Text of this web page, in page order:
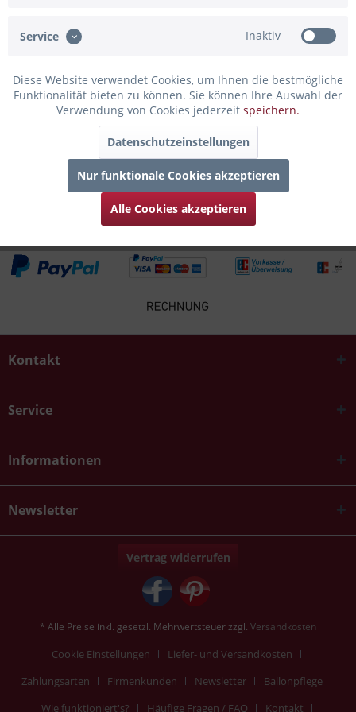
Bewertungen lesen, schreiben und diskutieren...mehr
Infos zum Hersteller
Folgende Infos zum Hersteller sind verfübar......
6
Kontakt
Service
Informationen
Newsletter
Vertrag widerrufen
* Alle Preise inkl. gesetzl. Mehrwertsteuer zzgl. Versandkosten
Cookie Einstellungen
Liefer- und Versandkosten
Zahlungsarten
Firmenkunden Newsletter
Ballonpflege
Wie funktioniert's?
Häufige Fragen / FAQ Kontakt
Service Inaktiv
Diese Website verwendet Cookies, um Ihnen die bestmögliche
Funktionalität bieten zu können. Sie können Ihre Auswahl der
Verwendung von Cookies jederzeit speichern.
Datenschutzeinstellungen
Nur funktionale Cookies akzeptieren
Alle Cookies akzeptieren